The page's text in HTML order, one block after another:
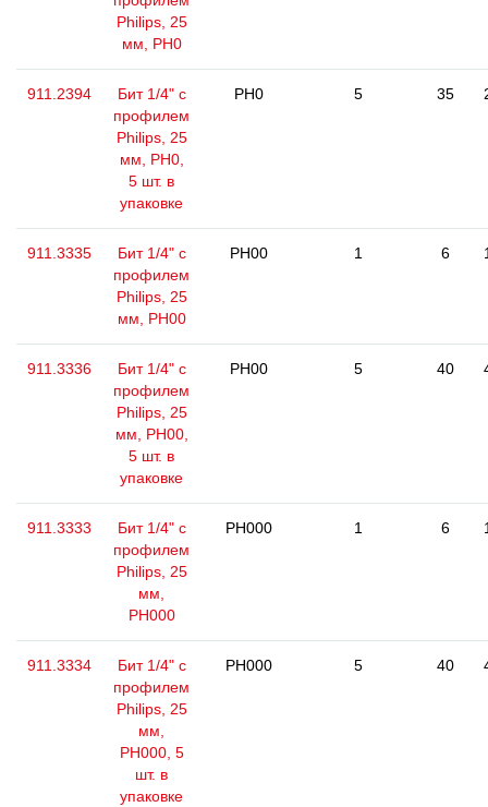
Philips, 25
мм, РН0
911.2394
Бит 1/4" с
профилем
Philips, 25
мм, РН0,
5 шт. в
упаковке
PH0 5 35
911.3335
Бит 1/4" с
профилем
Philips, 25
мм, РН00
PH00 1 6
911.3336
Бит 1/4" с
профилем
Philips, 25
мм, РН00,
5 шт. в
упаковке
PH00 5 40
911.3333
Бит 1/4" с
профилем
Philips, 25
мм,
РН000
PH000 1 6
911.3334
Бит 1/4" с
профилем
Philips, 25
мм,
РН000, 5
шт. в
упаковке
PH000 5 40